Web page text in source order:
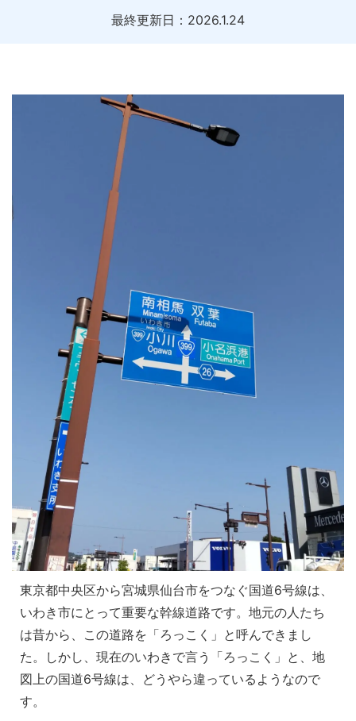
最終更新日： 2026.1.24
東京都中央区から宮城県仙台市をつなぐ国道6号線は、
いわき市にとって重要な幹線道路です。地元の人たち
は昔から、この道路を「ろっこく」と呼んできまし
た。しかし、現在のいわきで言う「ろっこく」と、地
図上の国道6号線は、どうやら違っているようなので
す。